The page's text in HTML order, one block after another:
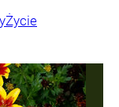
Życie